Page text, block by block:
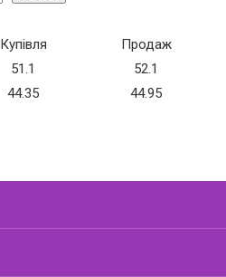
Купівля
Продаж
51.1
52.1
44.35 44.95